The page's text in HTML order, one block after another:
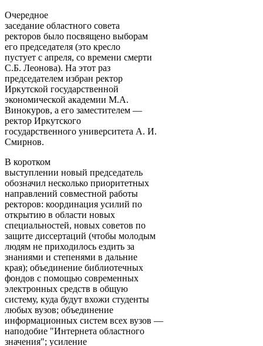
Очередное
заседание областного совета
ректоров было посвящено выборам
его председателя (это кресло
пустует с апреля, со времени смерти
С.Б. Леонова). На этот раз
председателем избран ректор
Иркутской государственной
экономической академии М.А.
Винокуров, а его заместителем —
ректор Иркутского
государственного университета А. И.
Смирнов.
В коротком
выступлении новый председатель
обозначил несколько приоритетных
направлений совместной работы
ректоров: координация усилий по
открытию в области новых
специальностей, новых советов по
защите диссертаций (чтобы молодым
людям не приходилось ездить за
знаниями и степенями в дальние
края); объединение библиотечных
фондов с помощью современных
электронных средств в общую
систему, куда будут вхожи студенты
любых вузов; объединение
информационных систем всех вузов —
наподобие "Интернета областного
значения"; усиление